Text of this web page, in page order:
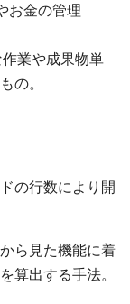
お金の管理
業や成果物単
の。
の行数により開
ら見た機能に着
算出する手法。